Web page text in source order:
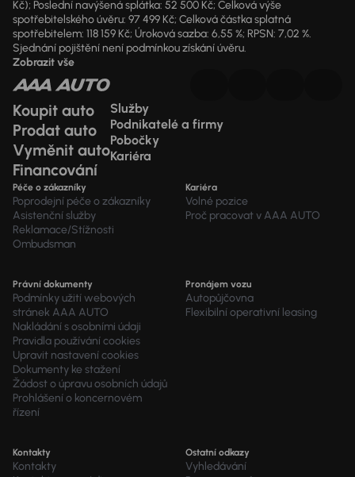
Kč); Poslední navýšená splátka: 52 500 Kč; Celková výše
spotřebitelského úvěru: 97 499 Kč; Celková částka splatná
spotřebitelem: 118 159 Kč; Úroková sazba: 6,55 %; RPSN: 7,02 %.
Sjednání pojištění není podmínkou získání úvěru.
Zobrazit vše
Koupit auto
Prodat auto
Vyměnit auto
Financování
Služby
Podnikatelé a firmy
Pobočky
Kariéra
Péče o zákazníky
Poprodejní péče o zákazníky
Asistenční služby
Reklamace/Stížnosti
Ombudsman
Kariéra
Volné pozice
Proč pracovat v AAA AUTO
Právní dokumenty
Podmínky užití webových
stránek AAA AUTO
Nakládání s osobními údaji
Pravidla používání cookies
Upravit nastavení cookies
Dokumenty ke stažení
Žádost o úpravu osobních údajů
Prohlášení o koncernovém
řízení
Pronájem vozu
Autopůjčovna
Flexibilní operativní leasing
Kontakty
Kontakty
Ostatní odkazy
Vyhledávání